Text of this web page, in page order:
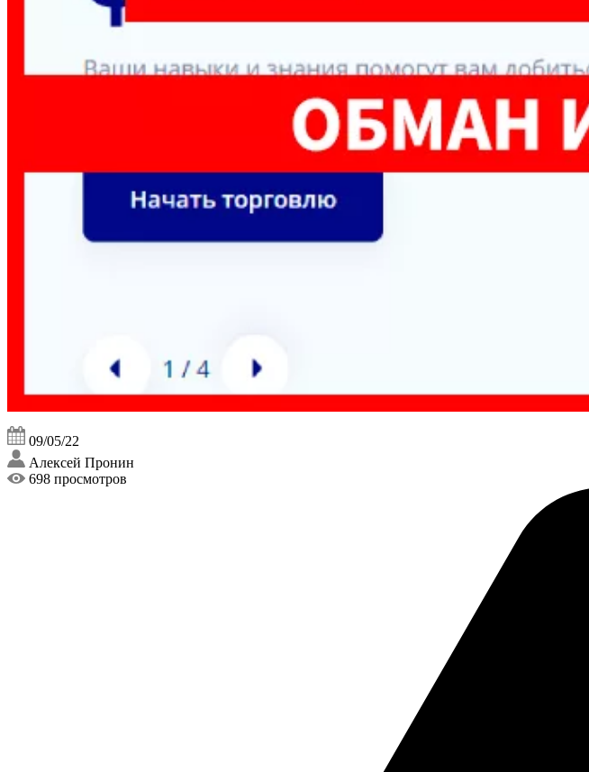
09/05/22
Алексей Пронин
698 просмотров